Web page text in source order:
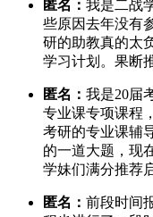
匿名： 我是二战
些原因去年没有
研的助教真的太
学习计划。果断
匿名： 我是20届
专业课专项课程
考研的专业课辅
的一道大题，现
学妹们满分推荐
匿名： 前段时间